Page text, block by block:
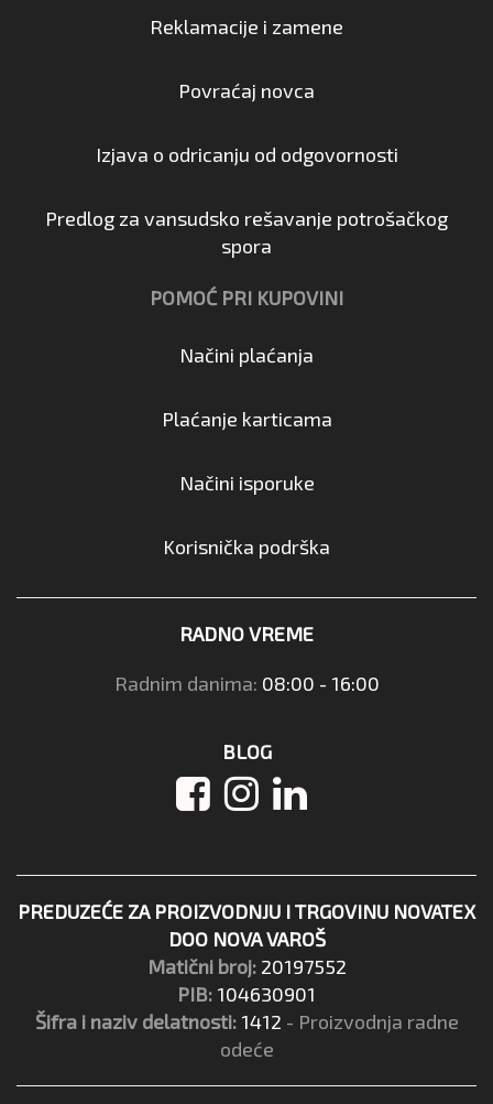
Reklamacije i zamene
Povraćaj novca
Izjava o odricanju od odgovornosti
Predlog za vansudsko rešavanje potrošačkog
spora
POMOĆ PRI KUPOVINI
Načini plaćanja
Plaćanje karticama
Načini isporuke
Korisnička podrška
RADNO VREME
Radnim danima: 08:00 - 16:00
BLOG
PREDUZEĆE ZA PROIZVODNJU I TRGOVINU NOVATEX
DOO NOVA VAROŠ
Matični broj: 20197552
PIB: 104630901
Šifra i naziv delatnosti: 1412 - Proizvodnja radne
odeće